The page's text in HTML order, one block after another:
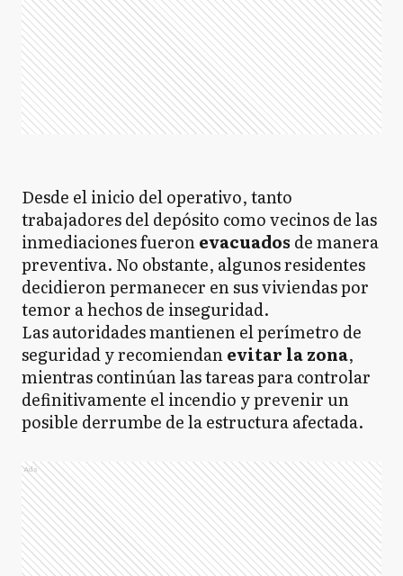
Desde el inicio del operativo, tanto
trabajadores del depósito como vecinos de las
inmediaciones fueronevacuados de manera
preventiva. No obstante, algunos residentes
decidieron permanecer en sus viviendas por
temor a hechos de inseguridad.
Las autoridades mantienen el perímetro de
seguridad y recomiendanevitar la zona,
mientras continúan las tareas para controlar
definitivamente el incendio y prevenir un
posible derrumbe de la estructura afectada.
Ads